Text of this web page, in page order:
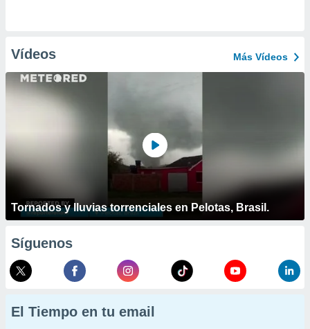
Vídeos Más Vídeos
Tornados y lluvias torrenciales en Pelotas, Brasil.
Síguenos
El Tiempo en tu email